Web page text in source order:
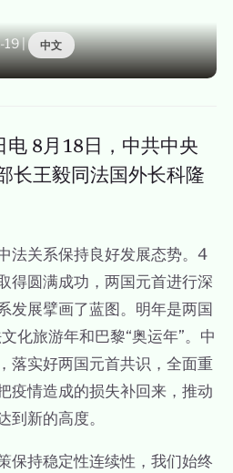
| 中文
电 8月18日，中共中央
长王毅同法国外长科隆
法关系保持良好发展态势。4
得圆满成功，两国元首进行深
发展擘画了蓝图。明年是两国
化旅游年和巴黎“奥运年”。中
落实好两国元首共识，全面重
疫情造成的损失补回来，推动
到新的高度。
保持稳定性连续性，我们始终